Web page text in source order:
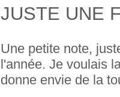
JUSTE UNE
Une petite note,
l'année. Je voulais
donne envie de la